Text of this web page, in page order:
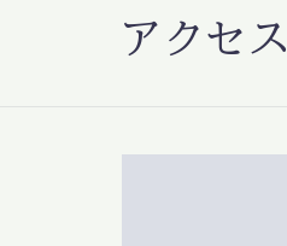
アクセス